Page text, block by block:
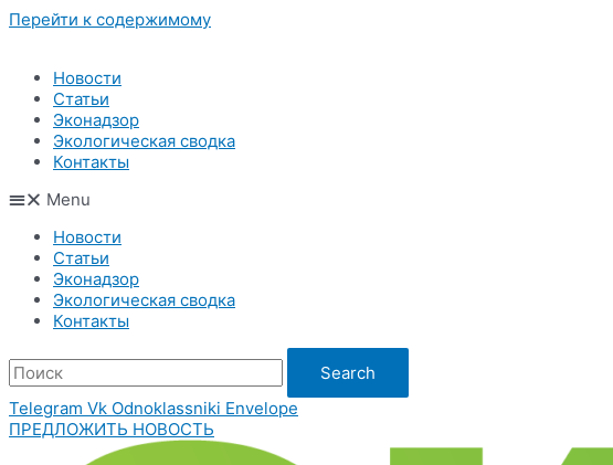
Перейти к содержимому
Новости
Статьи
Эконадзор
Экологическая сводка
Контакты
Menu
Новости
Статьи
Эконадзор
Экологическая сводка
Контакты
Search
Telegram Vk Odnoklassniki Envelope
ПРЕДЛОЖИТЬ НОВОСТЬ